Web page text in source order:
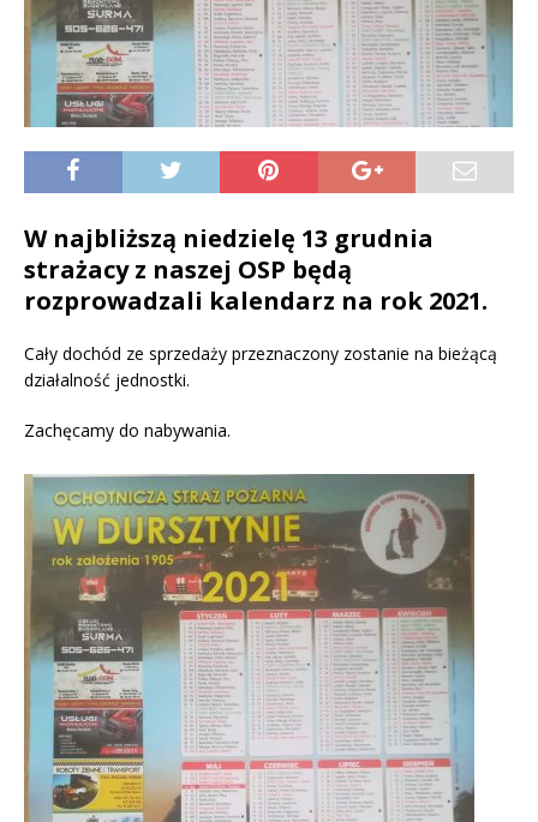
W najbliższą niedzielę 13 grudnia
strażacy z naszej OSP będą
rozprowadzali kalendarz na rok 2021.
Cały dochód ze sprzedaży przeznaczony zostanie na bieżącą
działalność jednostki.
Zachęcamy do nabywania.